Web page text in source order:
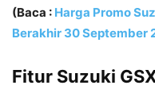
(Baca : Harga Promo
Berakhir 30 September
Fitur Suzuki